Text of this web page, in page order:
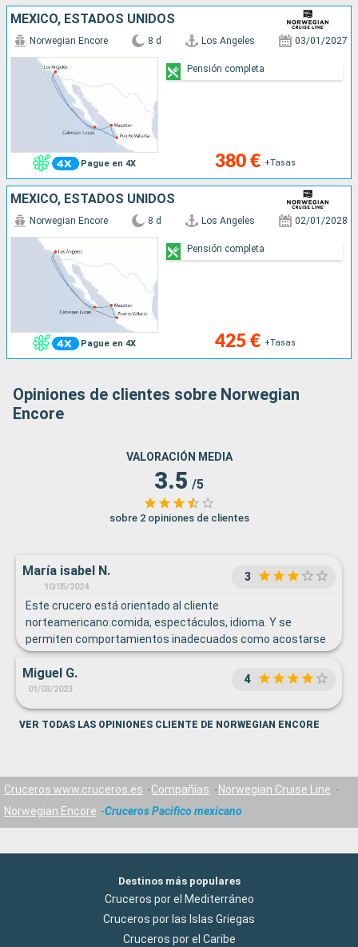
MÉXICO, ESTADOS UNIDOS
Pague en 4X
Norwegian Encore 8 d Los Angeles 03/01/2027
380 € +Tasas
Pensión completa
MÉXICO, ESTADOS UNIDOS
Pague en 4X
Norwegian Encore 8 d Los Angeles 02/01/2028
425 € +Tasas
Pensión completa
Opiniones de clientes sobre Norwegian
Encore
VALORACIÓN MEDIA
3.5 /5
sobre 2 opiniones de clientes
María isabel N.
10/05/2024
3
Este crucero está orientado al cliente
norteamericano:comida, espectáculos, idioma. Y se
permiten comportamientos inadecuados como acostarse
y dormir en los sofás de los salones, poner los pies en los
asientos y en las mesas, etc.
Miguel G.
01/03/2023
4
VER TODAS LAS OPINIONES CLIENTE DE NORWEGIAN ENCORE
Cruceros www.cruceros.es Compañías
Norwegian Cruise Line
Norwegian Encore
Cruceros Pacifico mexicano
Destinos más populares
Cruceros por el Mediterráneo
Cruceros por las Islas Griegas
Cruceros por el Caribe